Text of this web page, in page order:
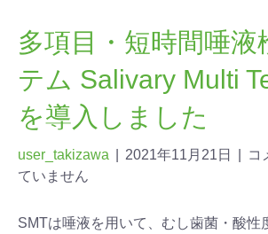
多項目・短時間唾液
テム Salivary Multi
を導入しました
user_takizawa 2021年11月21日
コ
ていません
SMTは唾液を用いて、むし歯菌・酸性